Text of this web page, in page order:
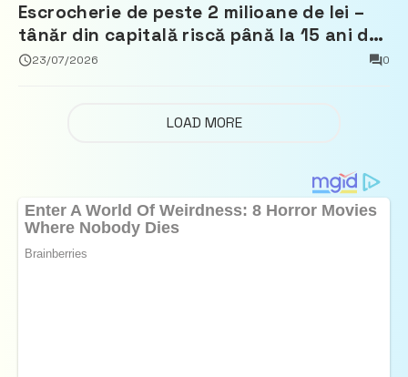
Escrocherie de peste 2 milioane de lei –
tânăr din capitală riscă până la 15 ani de
închisoare
23/07/2026 0
LOAD MORE